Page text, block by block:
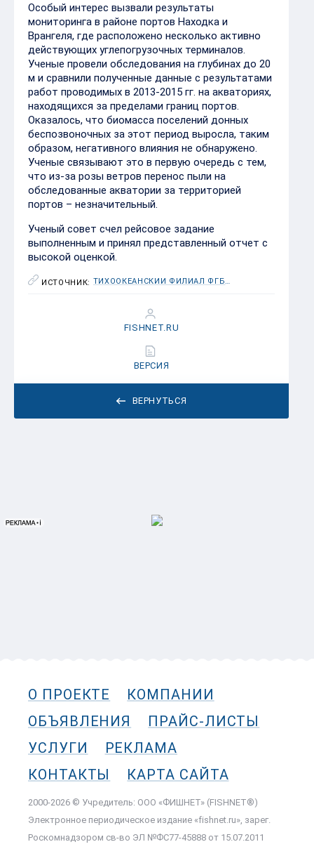
Особый интерес вызвали результаты
мониторинга в районе портов Находка и
Врангеля, где расположено несколько активно
действующих углепогрузочных терминалов.
Ученые провели обследования на глубинах до 20
м и сравнили полученные данные с результатами
работ проводимых в 2013-2015 гг. на акваториях,
находящихся за пределами границ портов.
Оказалось, что биомасса поселений донных
беспозвоночных за этот период выросла, таким
образом, негативного влияния не обнаружено.
Ученые связывают это в первую очередь с тем,
что из-за розы ветров перенос пыли на
обследованные акватории за территорией
портов – незначительный.
Ученый совет счел рейсовое задание
выполненным и принял представленный отчет с
высокой оценкой.
ИСТОЧНИК: ТИХООКЕАНСКИЙ ФИЛИАЛ ФГБНУ «ВНИРО» («ТИНРО»)
ВЕРНУТЬСЯ
FISHNET.RU
ВЕРСИЯ
О ПРОЕКТЕ
КОМПАНИИ
ОБЪЯВЛЕНИЯ
ПРАЙС-ЛИСТЫ
УСЛУГИ
РЕКЛАМА
КОНТАКТЫ
КАРТА САЙТА
2000-2026 © Учредитель: ООО «ФИШНЕТ» (FISHNET®)
Электронное периодическое издание «fishnet.ru», зарег.
Роскомнадзором cв-во ЭЛ №ФС77-45888 от 15.07.2011